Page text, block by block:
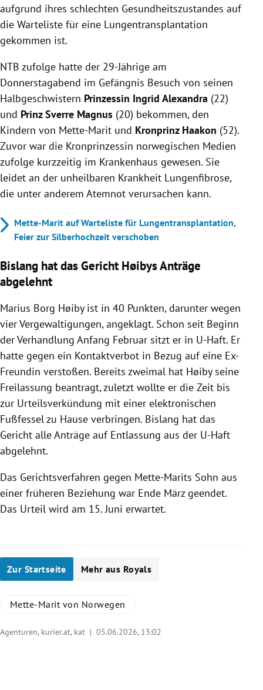
aufgrund ihres schlechten Gesundheitszustandes auf
die Warteliste für eine Lungentransplantation
gekommen ist.
NTB zufolge hatte der 29-Jährige am
Donnerstagabend im Gefängnis Besuch von seinen
Halbgeschwistern Prinzessin Ingrid Alexandra (22)
und Prinz Sverre Magnus (20) bekommen, den
Kindern von Mette-Marit und Kronprinz Haakon (52).
Zuvor war die Kronprinzessin norwegischen Medien
zufolge kurzzeitig im Krankenhaus gewesen. Sie
leidet an der unheilbaren Krankheit Lungenfibrose,
die unter anderem Atemnot verursachen kann.
Mette-Marit auf Warteliste für Lungentransplantation,
Feier zur Silberhochzeit verschoben
Bislang hat das Gericht Høibys Anträge
abgelehnt
Marius Borg Høiby ist in 40 Punkten, darunter wegen
vier Vergewaltigungen, angeklagt. Schon seit Beginn
der Verhandlung Anfang Februar sitzt er in U-Haft. Er
hatte gegen ein Kontaktverbot in Bezug auf eine Ex-
Freundin verstoßen. Bereits zweimal hat Høiby seine
Freilassung beantragt, zuletzt wollte er die Zeit bis
zur Urteilsverkündung mit einer elektronischen
Fußfessel zu Hause verbringen. Bislang hat das
Gericht alle Anträge auf Entlassung aus der U-Haft
abgelehnt.
Das Gerichtsverfahren gegen Mette-Marits Sohn aus
einer früheren Beziehung war Ende März geendet.
Das Urteil wird am 15. Juni erwartet.
Zur Startseite Mehr aus Royals
Mette-Marit von Norwegen
Agenturen, kurier.at, kat | 05.06.2026, 13:02